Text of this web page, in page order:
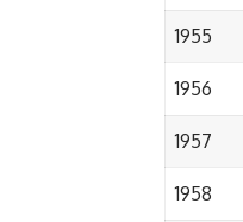
1955
1956
1957
1958